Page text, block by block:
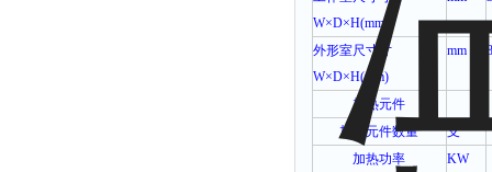
W×D×H(mm)
外形室尺寸寸
W×D×H(mm)
mm
加热元件
加热元件数量
支
加热功率
KW